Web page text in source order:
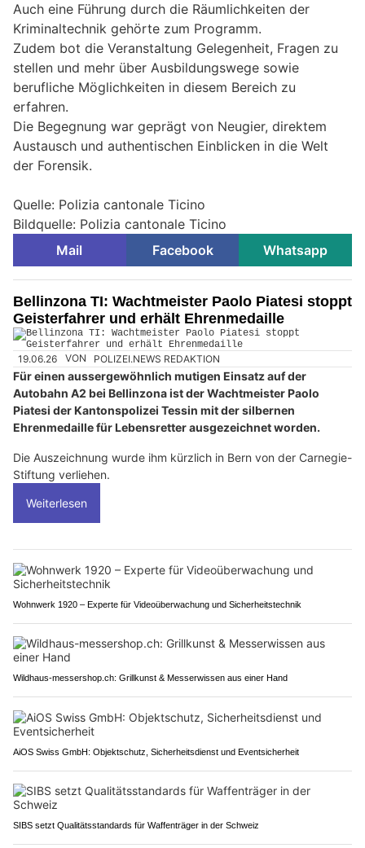
Auch eine Führung durch die Räumlichkeiten der
Kriminaltechnik gehörte zum Programm.
Zudem bot die Veranstaltung Gelegenheit, Fragen zu
stellen und mehr über Ausbildungswege sowie
berufliche Möglichkeiten in diesem Bereich zu
erfahren.
Die Begegnung war geprägt von Neugier, direktem
Austausch und authentischen Einblicken in die Welt
der Forensik.
Quelle: Polizia cantonale Ticino
Bildquelle: Polizia cantonale Ticino
Mail
Facebook Whatsapp
Bellinzona TI: Wachtmeister Paolo Piatesi stoppt
Geisterfahrer und erhält Ehrenmedaille
19.06.26 VON POLIZEI.NEWS REDAKTION
Für einen aussergewöhnlich mutigen Einsatz auf der
Autobahn A2 bei Bellinzona ist der Wachtmeister Paolo
Piatesi der Kantonspolizei Tessin mit der silbernen
Ehrenmedaille für Lebensretter ausgezeichnet worden.
Die Auszeichnung wurde ihm kürzlich in Bern von der Carnegie-
Stiftung verliehen.
Weiterlesen
Wohnwerk 1920 – Experte für Videoüberwachung und Sicherheitstechnik
Wildhaus-messershop.ch: Grillkunst & Messerwissen aus einer Hand
AiOS Swiss GmbH: Objektschutz, Sicherheitsdienst und Eventsicherheit
SIBS setzt Qualitätsstandards für Waffenträger in der Schweiz